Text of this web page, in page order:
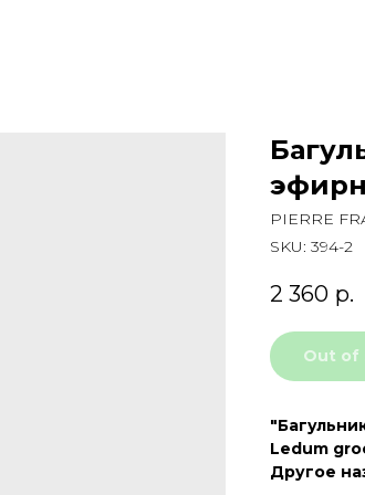
PIERRE
SKU: 394-2
2 360 р.
Out of
Ledum
Другое